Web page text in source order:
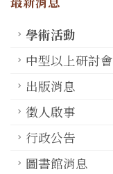
學術活動
中型以上研討會
出版消息
徵人啟事
行政公告
圖書館消息